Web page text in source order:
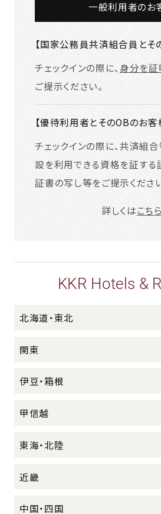
一般利用者のお
【国家公務員共済組合員とそ
チェックインの際に、 身分を証
ご提示ください。
【優待利用者とそのOBのお客
チェックインの際に、共済組
設を利用できる資格を証する
証書の写し等をご提示くださ
詳しくはこちら
KKR Hotels &
北海道・東北
関東
伊豆・箱根
甲信越
東海・北陸
近畿
中国・四国